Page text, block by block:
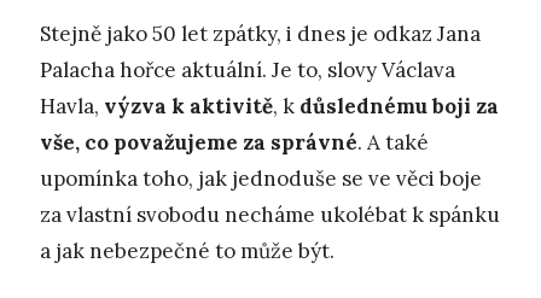
Stejně jako 50 let zpátky, i dnes je odkaz Jana
Palacha hořce aktuální. Je to, slovy Václava
Havla, výzva k aktivitě, k důslednému boji za
vše, co považujeme za správné. A také
upomínka toho, jak jednoduše se ve věci boje
za vlastní svobodu necháme ukolébat k spánku
a jak nebezpečné to může být.